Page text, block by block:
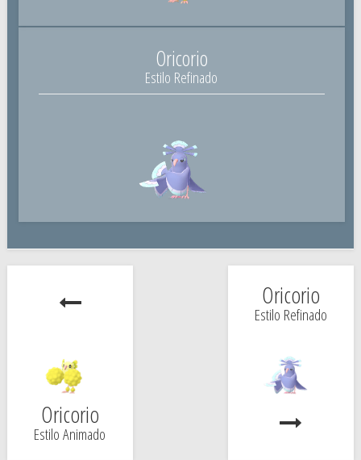
Oricorio
Estilo Refinado
Oricorio
Estilo Animado
Oricorio
Estilo Refinado